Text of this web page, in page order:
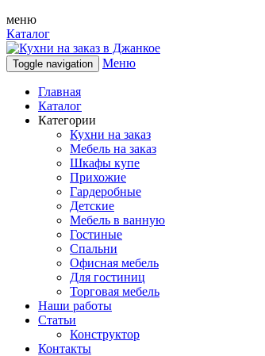
меню
Каталог
Toggle navigation Меню
Главная
Каталог
Категории
Кухни на заказ
Мебель на заказ
Шкафы купе
Прихожие
Гардеробные
Детские
Мебель в ванную
Гостиные
Спальни
Офисная мебель
Для гостиниц
Торговая мебель
Наши работы
Статьи
Конструктор
Контакты